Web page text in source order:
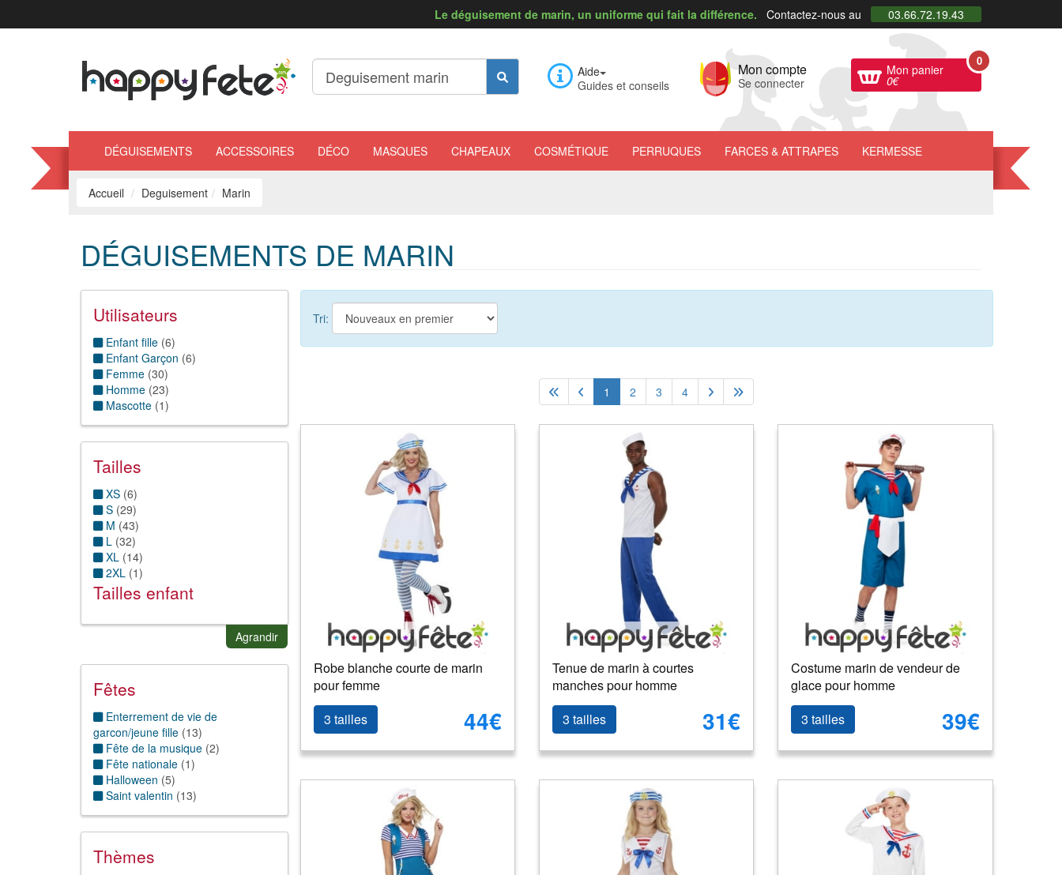
Le déguisement de marin, un uniforme qui fait la différence. Contactez-nous au 03.66.72.19.43
Aide
Guides et conseils
Mon compte
Se connecter
Mon panier
0€
0
DÉGUISEMENTS ACCESSOIRES DÉCO MASQUES CHAPEAUX COSMÉTIQUE PERRUQUES FARCES & ATTRAPES KERMESSE
Accueil Deguisement Marin
DÉGUISEMENTS DE MARIN
Utilisateurs
Enfant fille (6)
Enfant Garçon (6)
Femme (30)
Homme (23)
Mascotte (1)
Tailles
XS (6)
S (29)
M (43)
L (32)
XL (14)
2XL (1)
Tailles enfant
4 ans(9)
7 ans(10)
8 ans
9 ans(8)
10 ans(8)
11/12 ans(9)
13/14 ans (3)
15/16 ans(1)
Agrandir
Fêtes
Enterrement de vie de
garcon/jeune fille (13)
Fête de la musique (2)
Fête nationale (1)
Halloween (5)
Saint valentin (13)
Thèmes
Tri:
1 2 3 4
Robe blanche courte de marin
pour femme
3 tailles
44€
Tenue de marin à courtes
manches pour homme
3 tailles
31€
Costume marin de vendeur de
glace pour homme
3 tailles
39€